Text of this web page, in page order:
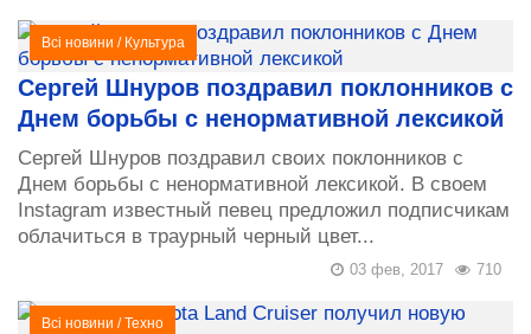
Всі новини / Культура
Сергей Шнуров поздравил поклонников с
Днем борьбы с ненормативной лексикой
Сергей Шнуров поздравил своих поклонников с
Днем борьбы с ненормативной лексикой. В своем
Instagram известный певец предложил подписчикам
облачиться в траурный черный цвет...
710
03 фев, 2017
Всі новини /Техно